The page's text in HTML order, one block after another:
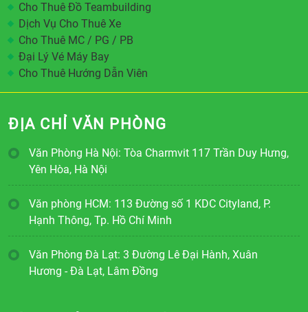
Cho Thuê Đồ Teambuilding
Dịch Vụ Cho Thuê Xe
Cho Thuê MC / PG / PB
Đại Lý Vé Máy Bay
Cho Thuê Hướng Dẫn Viên
ĐỊA CHỈ VĂN PHÒNG
Văn Phòng Hà Nội: Tòa Charmvit 117 Trần Duy Hưng,
Yên Hòa, Hà Nội
Văn phòng HCM: 113 Đường số 1 KDC Cityland, P.
Hạnh Thông, Tp. Hồ Chí Minh
Văn Phòng Đà Lạt: 3 Đường Lê Đại Hành, Xuân
Hương - Đà Lạt, Lâm Đồng